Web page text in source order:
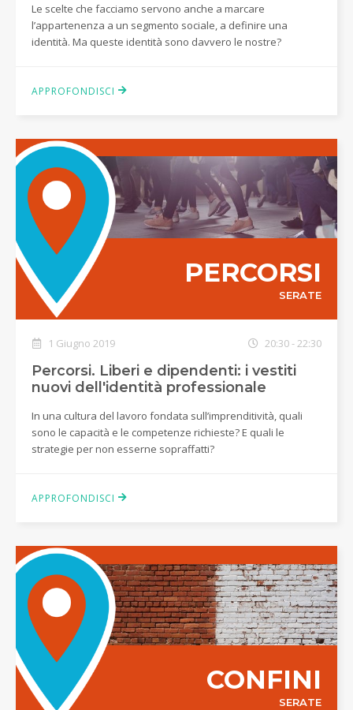
Le scelte che facciamo servono anche a marcare
l’appartenenza a un segmento sociale, a definire una
identità. Ma queste identità sono davvero le nostre?
APPROFONDISCI
PERCORSI
SERATE
1 Giugno 2019 20:30 - 22:30
Percorsi. Liberi e dipendenti: i vestiti
nuovi dell'identità professionale
In una cultura del lavoro fondata sull’imprenditività, quali
sono le capacità e le competenze richieste? E quali le
strategie per non esserne sopraffatti?
APPROFONDISCI
CONFINI
SERATE